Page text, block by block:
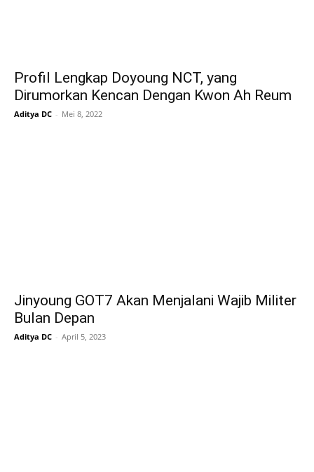
Profil Lengkap Doyoung NCT, yang
Dirumorkan Kencan Dengan Kwon Ah Reum
Aditya DC - Mei 8, 2022
Jinyoung GOT7 Akan Menjalani Wajib Militer
Bulan Depan
Aditya DC - April 5, 2023